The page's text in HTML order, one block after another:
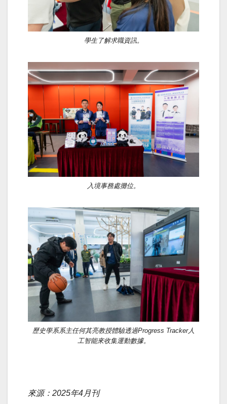
學生了解求職資訊。
入境事務處攤位。
歷史學系系主任何其亮教授體驗透過Progress Tracker人
工智能來收集運動數據。
來源：2025年4月刊